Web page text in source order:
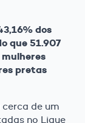
dos
que 51.907
pretas
de um
no Ligue